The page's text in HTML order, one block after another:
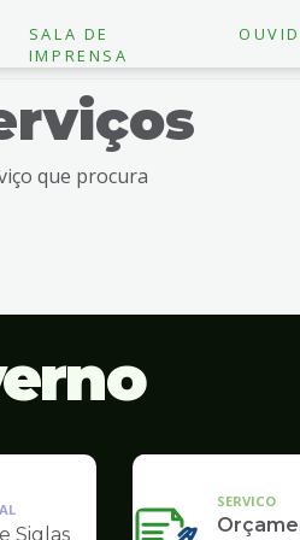
SALA DE
IMPRENSA
que procura
Siglas
SERVICO